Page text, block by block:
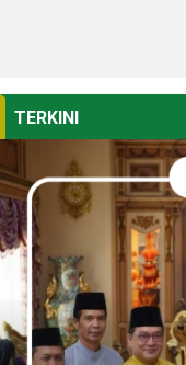
TERKINI